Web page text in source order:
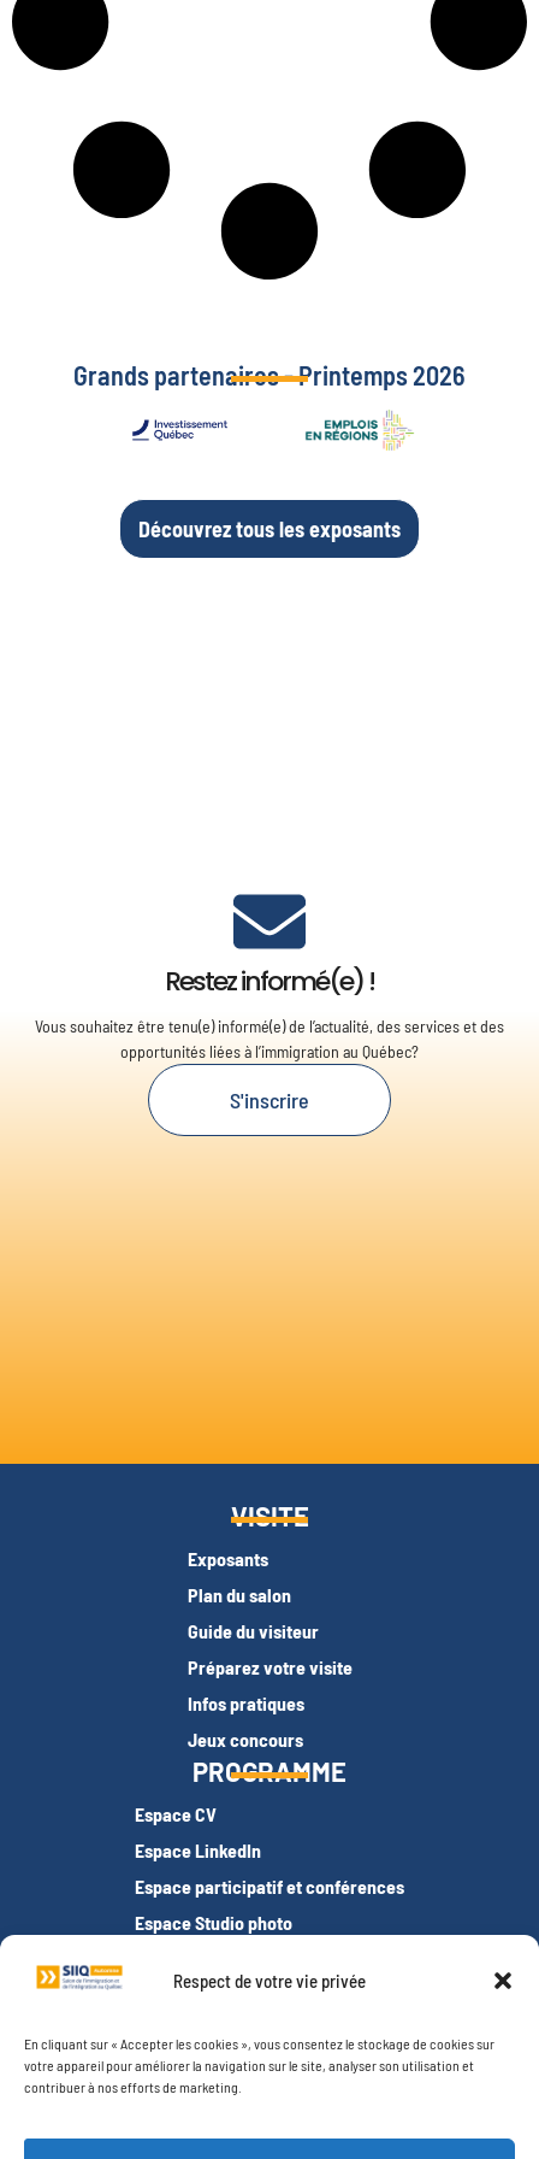
Respect de votre vie privée
En cliquant sur « Accepter les cookies », vous consentez le stockage de cookies sur
votre appareil pour améliorer la navigation sur le site, analyser son utilisation et
contribuer à nos efforts de marketing.
Grands partenaires - Printemps 2026
Découvrez tous les exposants
Restez informé(e) !
Vous souhaitez être tenu(e) informé(e) de l’actualité, des services et des
opportunités liées à l’immigration au Québec?
S'inscrire
VISITE
Exposants
Plan du salon
Guide du visiteur
Préparez votre visite
Infos pratiques
Jeux concours
PROGRAMME
Espace CV
Espace LinkedIn
Espace participatif et conférences
Espace Studio photo
Espace tests de français
RESSOURCES
Entrevues des exposants